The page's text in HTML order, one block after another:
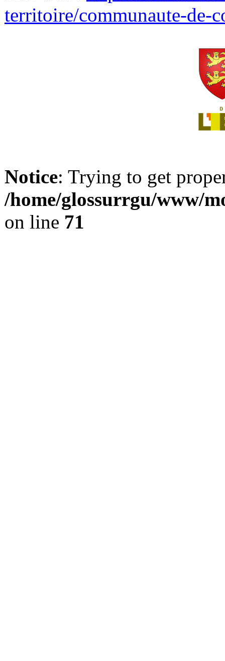
territoire/communaute-de-
Notice: Trying to get
/home/glossurrgu/www/
on line 71